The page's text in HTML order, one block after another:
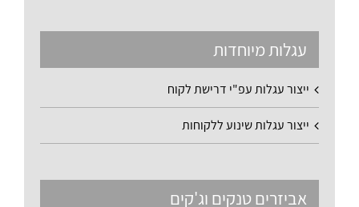
עגלות מיוחדות
ייצור עגלות עפ"י דרישת לקוח
ייצור עגלות שינוע ללקוחות
אביזרים טנקים וג'קים